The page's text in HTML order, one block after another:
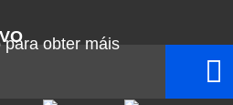
obter máis